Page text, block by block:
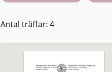
Antal träffar: 4